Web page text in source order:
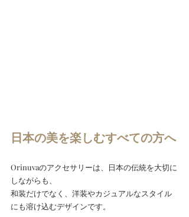
日本の美を楽しむすべての方へ
Orinuvaのアクセサリーは、日本の伝統を大切に
しながらも、
和装だけでなく、洋装やカジュアルなスタイル
にも溶け込むデザインです。